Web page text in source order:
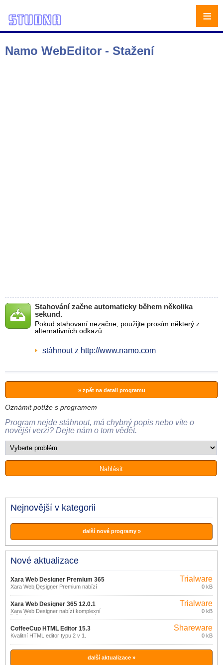
Namo WebEditor - Stažení
Stahování začne automaticky během několika
sekund.
Pokud stahovaní nezačne, použijte prosím některý z
alternativních odkazů:
stáhnout z http://www.namo.com
» zpět na detail programu
Oznámit potíže s programem
Program nejde stáhnout, má chybný popis nebo víte o
novější verzi? Dejte nám o tom vědět.
Nejnovější v kategorii
další nové programy »
Nové aktualizace
Xara Web Designer Premium 365
12.4.0
Xara Web Designer Premium nabízí
komplexní řešení pro snadnou tvorbu
moderních, poutavých webových
stránek s pomocí šablon.
Trialware
0 kB
Xara Web Designer 365 12.0.1
Xara Web Designer nabízí komplexní
řešení pro snadnou tvorbu moderních,
poutavých webových stránek s pomocí
šablon.
Trialware
0 kB
CoffeeCup HTML Editor 15.3
Kvalitní HTML editor typu 2 v 1.
Shareware
0 kB
další aktualizace »
≡